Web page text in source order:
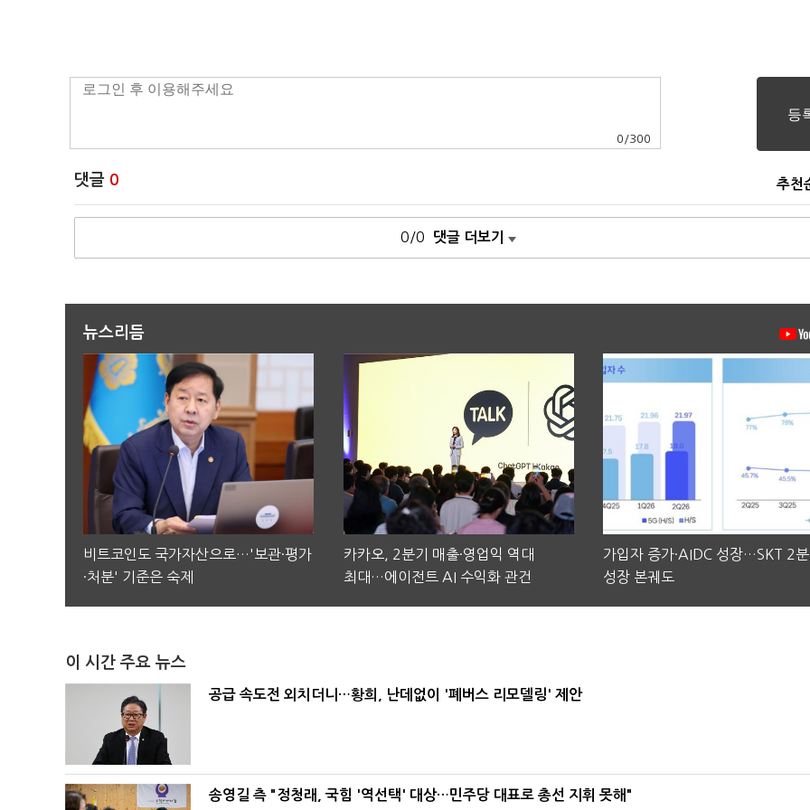
0 /300
댓글 0 추천
0/0 댓글 더보기
뉴스리듬
비트코인도 국가자산으로…'보관·평가
·처분' 기준은 숙제
카카오, 2분기 매출·영업익 역대
최대…에이전트 AI 수익화 관건
가입자 증가·AIDC 성장…SKT 2
성장 본궤도
이 시간 주요 뉴스
공급 속도전 외치더니…황희, 난데없이 '폐버스 리모델링' 제안
송영길 측 "정청래, 국힘 '역선택' 대상…민주당 대표로 총선 지휘 못해"